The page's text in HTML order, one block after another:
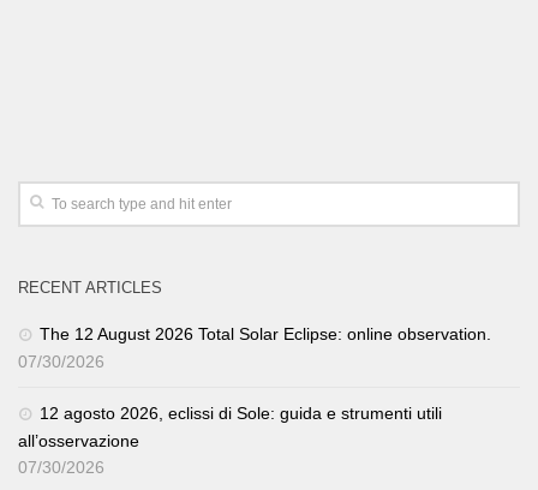
RECENT ARTICLES
The 12 August 2026 Total Solar Eclipse: online observation.
07/30/2026
12 agosto 2026, eclissi di Sole: guida e strumenti utili
all’osservazione
07/30/2026